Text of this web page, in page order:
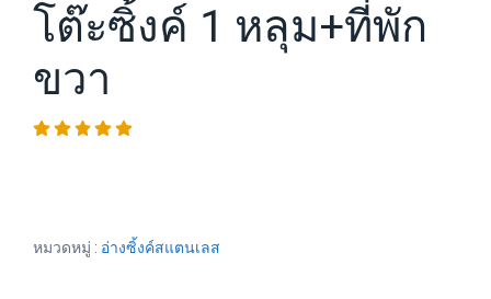
โต๊ะซิ้งค์ 1 หลุม+ที่พัก
ขวา
หมวดหมู่ : อ่างซิ้งค์สแตนเลส